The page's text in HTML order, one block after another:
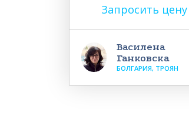
Запросить цену
Василена
Ганковска
БОЛГАРИЯ, ТРОЯН